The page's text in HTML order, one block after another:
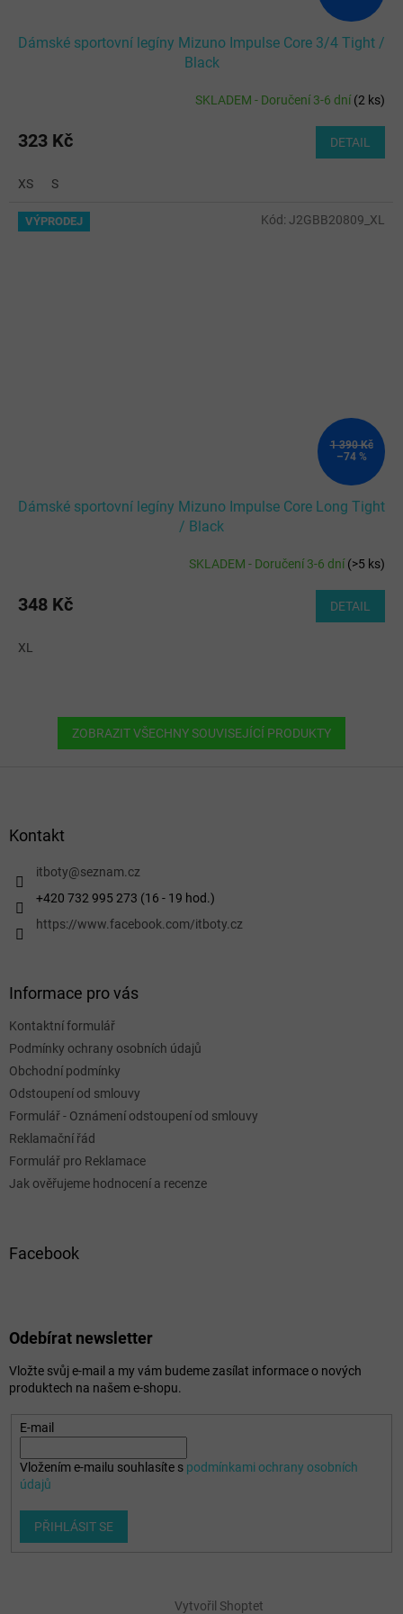
Dámské sportovní legíny Mizuno Impulse Core 3/4 Tight /
Black
SKLADEM - Doručení 3-6 dní(2 ks)
323 Kč DETAIL
XS S
VÝPRODEJ
1 390 Kč
–74 %
Dámské sportovní legíny Mizuno Impulse Core Long Tight
/ Black
SKLADEM - Doručení 3-6 dní(>5 ks)
348 Kč DETAIL
XL
Kód: J2GBB20809_XL
ZOBRAZIT VŠECHNY SOUVISEJÍCÍ PRODUKTY
Kontakt
itboty@seznam.cz
+420 732 995 273 (16 - 19 hod.)
https://www.facebook.com/itboty.cz
Informace pro vás
Kontaktní formulář
Podmínky ochrany osobních údajů
Obchodní podmínky
Odstoupení od smlouvy
Formulář - Oznámení odstoupení od smlouvy
Reklamační řád
Formulář pro Reklamace
Jak ověřujeme hodnocení a recenze
Facebook
Odebírat newsletter
Vložte svůj e-mail a my vám budeme zasílat informace o nových
produktech na našem e-shopu.
E-mail
Vložením e-mailu souhlasíte s podmínkami ochrany osobních
údajů
PŘIHLÁSIT SE
Vytvořil Shoptet